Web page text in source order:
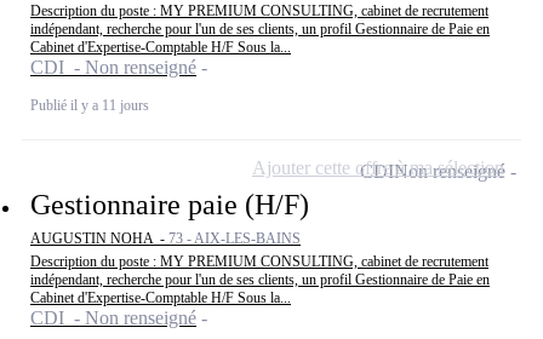
Description du poste : MY PREMIUM CONSULTING, cabinet de recrutement
indépendant, recherche pour l'un de ses clients, un profil Gestionnaire de Paie en
Cabinet d'Expertise-Comptable H/F Sous la...
CDI - Non renseigné
Publié il y a 11 jours
Gestionnaire paie (H/F)
AUGUSTIN NOHA - 73 - AIX-LES-BAINS
Description du poste : MY PREMIUM CONSULTING, cabinet de recrutement
indépendant, recherche pour l'un de ses clients, un profil Gestionnaire de Paie en
Cabinet d'Expertise-Comptable H/F Sous la...
CDI - Non renseigné
CDINon renseigné
Ajouter cette offre à ma sélection